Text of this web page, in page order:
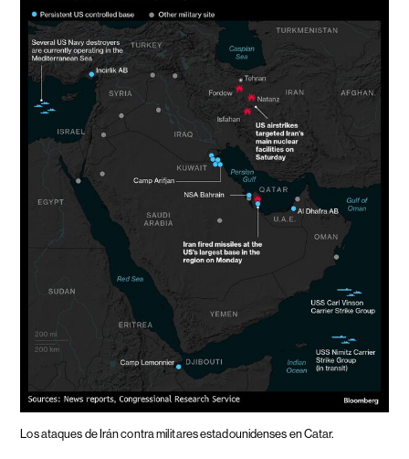
Los ataques de Irán contra militares estadounidenses en Catar.